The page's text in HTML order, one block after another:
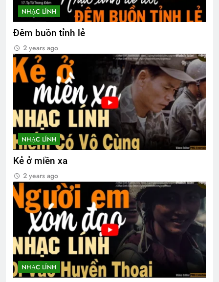
NHẠC LÍNH
Đêm buồn tỉnh lẻ
2 years ago
NHẠC LÍNH
Kẻ ở miền xa
2 years ago
NHẠC LÍNH